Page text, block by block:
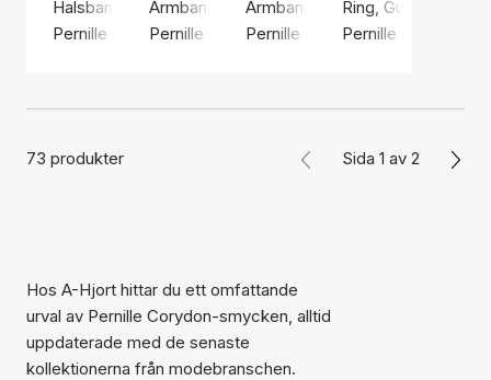
Halsband, Guldfärg / Guldpläterat sterlingsilver 925
Pernille Corydon
Armband, Silverfärg / Silver sterling 925
Pernille Corydon
Armband, Silverfärg / Silver
Pernille Corydon
Ring, Guldfärg /
Pernille Corydon
73 produkter Sida 1 av 2
Hos A-Hjort hittar du ett omfattande
urval av Pernille Corydon-smycken, alltid
uppdaterade med de senaste
kollektionerna från modebranschen.